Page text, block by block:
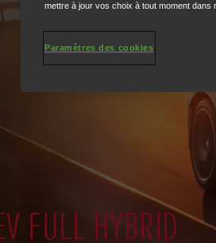
FULL HYBRID
mettre à jour vos choix à tout moment dans
Paramètres des cookies